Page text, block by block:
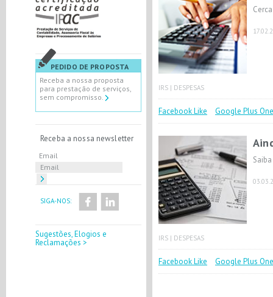
PEDIDO DE PROPOSTA
Receba a nossa proposta
para prestação de serviços,
sem compromisso.
Receba a nossa newsletter
Email
SIGA-NOS:
Sugestões, Elogios e
Reclamações >
IRS | DESPESAS
Facebook Like Google Plus One
IRS | DESPESAS
Facebook Like Google Plus One